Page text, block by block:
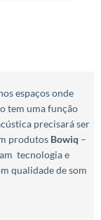
espaços onde
tem uma função
precisará ser
produtos Bowiq –
tecnologia e
qualidade de som